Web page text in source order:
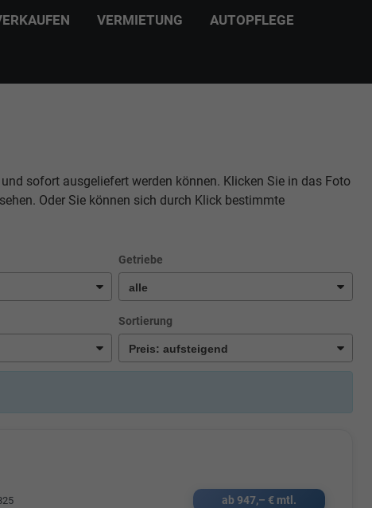
VERMIETUNG AUTOPFLEGE
sofort ausgeliefert werden können. Klicken Sie in das Foto
Oder Sie können sich durch Klick bestimmte
Getriebe
Sortierung
ab 947,– € mtl.
E-Mailadresse:info@autohausrems.de